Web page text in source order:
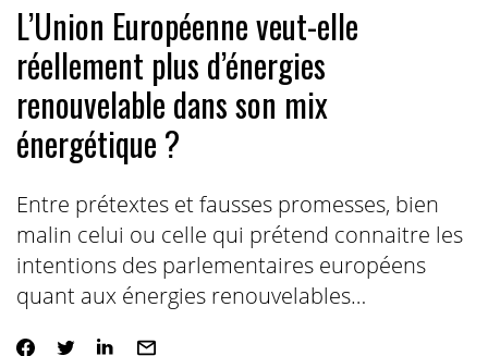
L’Union Européenne veut-elle
réellement plus d’énergies
renouvelable dans son mix
énergétique ?
Entre prétextes et fausses promesses, bien
malin celui ou celle qui prétend connaitre les
intentions des parlementaires européens
quant aux énergies renouvelables…